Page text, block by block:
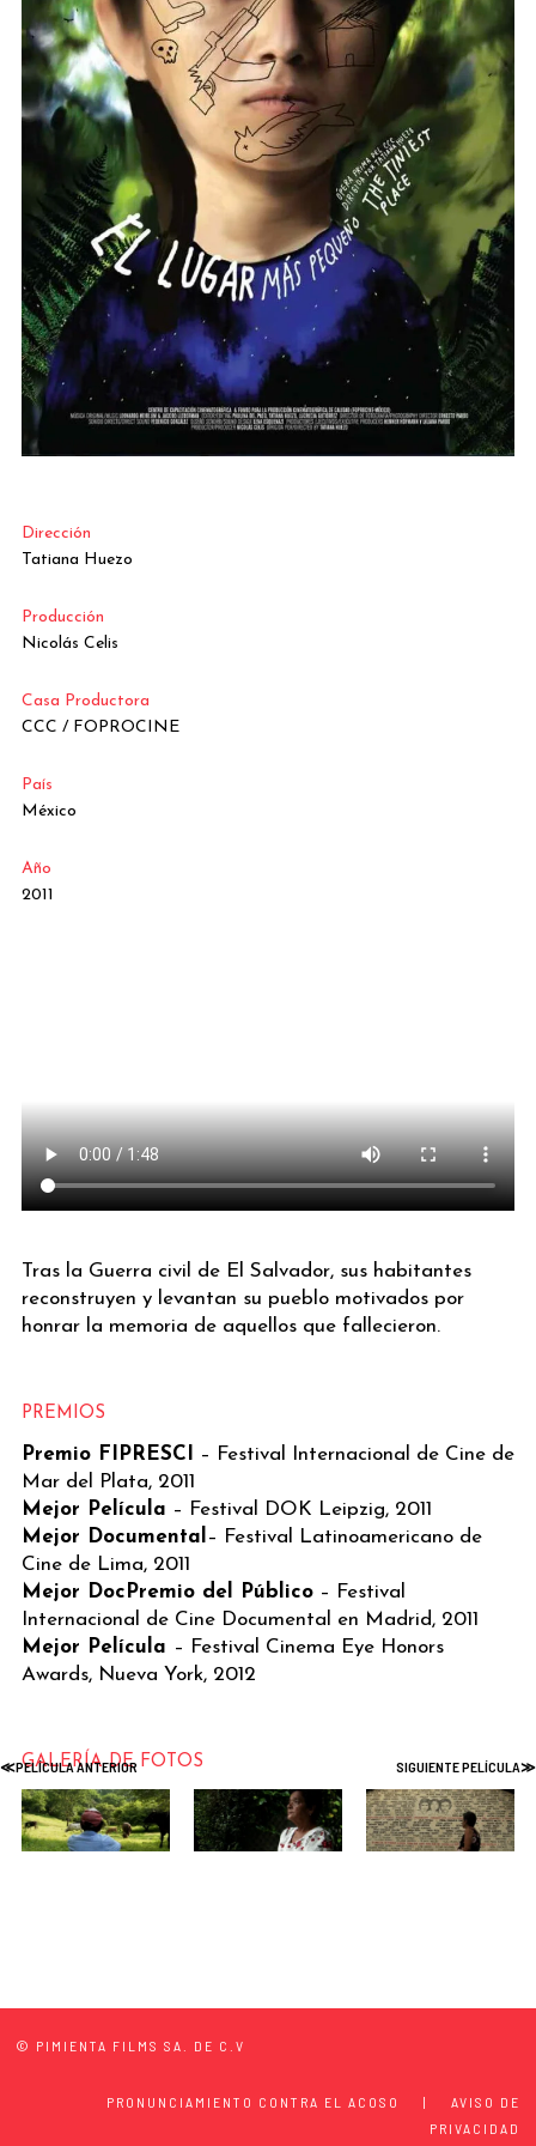
Dirección
Tatiana Huezo
Producción
Nicolás Celis
Casa Productora
CCC / FOPROCINE
País
México
Año
2011
Tras la Guerra civil de El Salvador, sus habitantes
reconstruyen y levantan su pueblo motivados por
honrar la memoria de aquellos que fallecieron.
PREMIOS
Premio FIPRESCI – Festival Internacional de Cine de
Mar del Plata, 2011
Mejor Película – Festival DOK Leipzig, 2011
Mejor Documental– Festival Latinoamericano de
Cine de Lima, 2011
Mejor DocPremio del Público– Festival
Internacional de Cine Documental en Madrid, 2011
Mejor Película – Festival Cinema Eye Honors
Awards, Nueva York, 2012
GALERÍA DE FOTOS
© PIMIENTA FILMS SA. DE C.V
PRONUNCIAMIENTO CONTRA EL ACOSO | AVISO DE
PRIVACIDAD